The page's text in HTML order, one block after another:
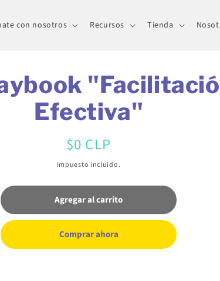
con nosotros Recursos Tienda
Efectiva"
Precio
habitual
$0 CLP
Impuesto incluido.
Agregar al carrito
Comprar ahora